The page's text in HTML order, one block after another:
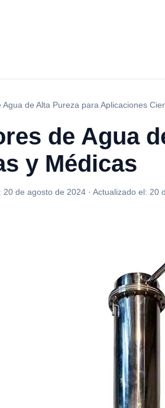
Agua de Alta Pureza para Aplicaciones
de Agua
y Médicas
20 de agosto de 2024 · Actualizado el: 20